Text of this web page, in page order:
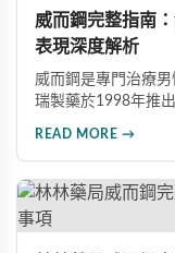
威而鋼完整指南
表現深度解析
威而鋼是專門治療
瑞製藥於1998年推
READ MORE →